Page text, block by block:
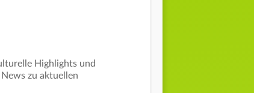
Highlights und
zu aktuellen